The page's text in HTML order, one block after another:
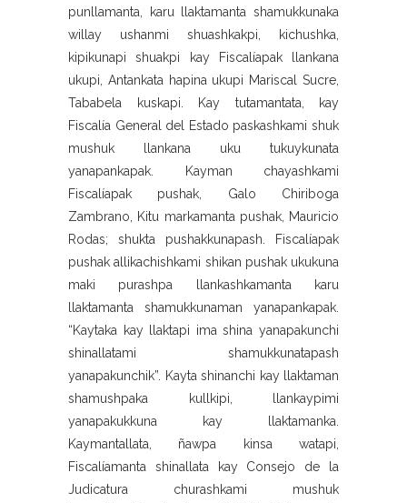
punllamanta, karu llaktamanta shamukkunaka
willay ushanmi shuashkakpi, kichushka,
kipikunapi shuakpi kay Fiscalíapak llankana
ukupi, Antankata hapina ukupi Mariscal Sucre,
Tababela kuskapi. Kay tutamantata, kay
Fiscalía General del Estado paskashkami shuk
mushuk llankana uku tukuykunata
yanapankapak. Kayman chayashkami
Fiscalíapak pushak, Galo Chiriboga
Zambrano, Kitu markamanta pushak, Mauricio
Rodas; shukta pushakkunapash. Fiscalíapak
pushak allikachishkami shikan pushak ukukuna
maki purashpa llankashkamanta karu
llaktamanta shamukkunaman yanapankapak.
“Kaytaka kay llaktapi ima shina yanapakunchi
shinallatami shamukkunatapash
yanapakunchik”. Kayta shinanchi kay llaktaman
shamushpaka kullkipi, llankaypimi
yanapakukkuna kay llaktamanka.
Kaymantallata, ñawpa kinsa watapi,
Fiscalíamanta shinallata kay Consejo de la
Judicatura churashkami mushuk